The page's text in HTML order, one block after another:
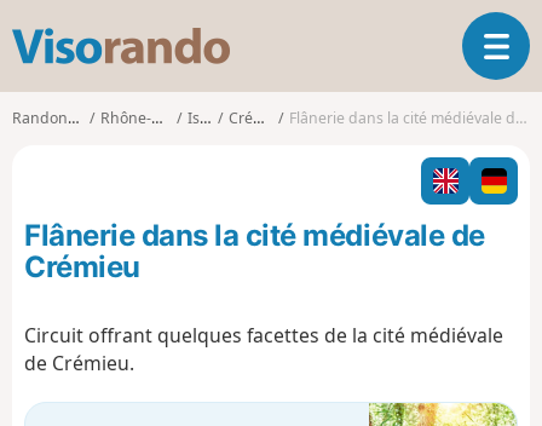
s
o
o
O
u
i
r
l
i
t
Randonnées Rhône-Alpes Isère Crémieu Flânerie dans la cité médiévale de Crémieu
Flânerie dans la cité médiévale de
Crémieu
Circuit offrant quelques facettes de la cité médiévale
de Crémieu.